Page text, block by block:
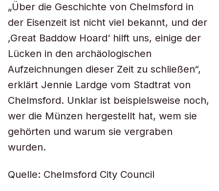
„Über die Geschichte von Chelmsford in
der Eisenzeit ist nicht viel bekannt, und der
‚Great Baddow Hoard‘ hilft uns, einige der
Lücken in den archäologischen
Aufzeichnungen dieser Zeit zu schließen“,
erklärt Jennie Lardge vom Stadtrat von
Chelmsford. Unklar ist beispielsweise noch,
wer die Münzen hergestellt hat, wem sie
gehörten und warum sie vergraben
wurden.
Quelle: Chelmsford City Council